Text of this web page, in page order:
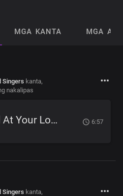
MGA KANTA MGA
Singers kanta,
nakalipas
Amazed At Your Love 6:57
Singers kanta,